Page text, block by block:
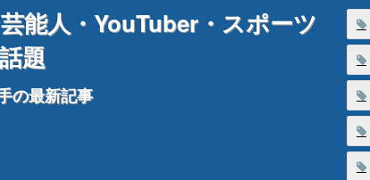
能人・YouTuber・スポーツ
題
の最新記事